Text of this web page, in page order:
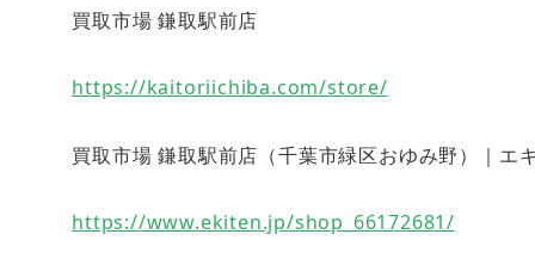
買取市場 鎌取駅前店
https://kaitoriichiba.com/store/
買取市場 鎌取駅前店（千葉市緑区おゆみ野）｜
https://www.ekiten.jp/shop_66172681/